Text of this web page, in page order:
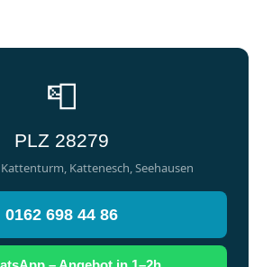
📮
PLZ 28279
Kattenesch, Seehausen
0162 698 44 86